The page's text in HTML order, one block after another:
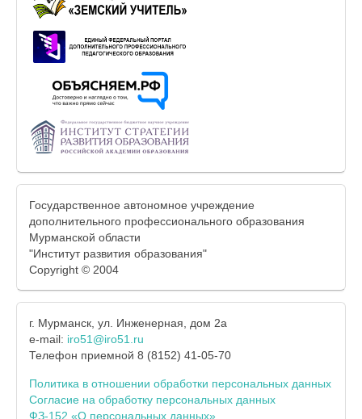
Государственное автономное учреждение
дополнительного профессионального образования
Мурманской области
"Институт развития образования"
Copyright © 2004
г. Мурманск, ул. Инженерная, дом 2а
e-mail: iro51@iro51.ru
Телефон приемной 8 (8152) 41-05-70
Политика в отношении обработки персональных данных
Согласие на обработку персональных данных
ФЗ-152 «О персональных данных»